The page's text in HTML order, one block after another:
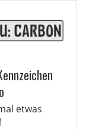
etwas